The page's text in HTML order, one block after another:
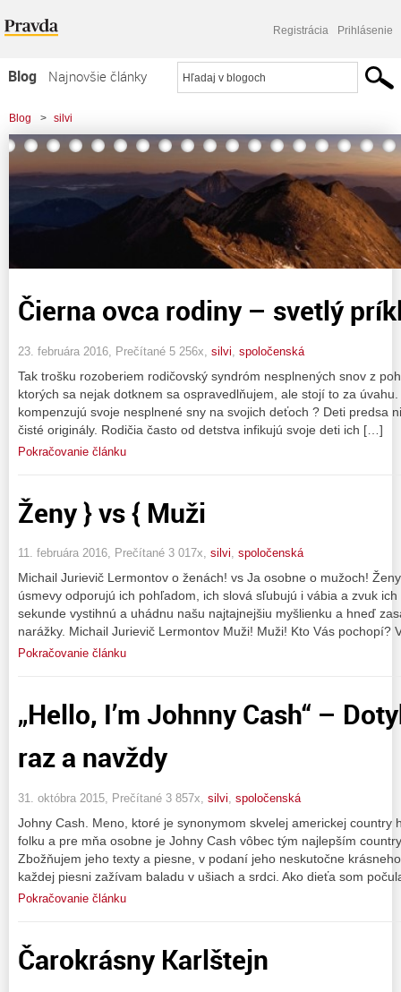
Registrácia Prihlásenie
Blog
Najnovšie články
Najčítanejšie články
Najkomentovanejšie články
Zoznam blogov
Komerčné blogy
Blog > silvi
Čierna ovca rodiny – svetlý
23. februára 2016, Prečítané 5 256x, silvi spoločenská
Tak trošku rozoberiem rodičovský syndróm nesplnených snov z
ktorých sa nejak dotknem sa ospravedlňujem, ale stojí to za
kompenzujú svoje nesplnené sny na svojich deťoch ? Deti predsa
čisté originály. Rodičia často od detstva infikujú svoje deti ich […]
Pokračovanie článku
Ženy } vs { Muži
11. februára 2016, Prečítané 3 017x, silvi, spoločenská
Michail Jurievič Lermontov o ženách! vs Ja osobne o mužoch!
úsmevy odporujú ich pohľadom, ich slová sľubujú i vábia a zvuk
sekunde vystihnú a uhádnu našu najtajnejšiu myšlienku a hneď
narážky. Michail Jurievič Lermontov Muži! Muži! Kto Vás
Pokračovanie článku
„Hello, I’m Johnny Cash“ –
raz a navždy
31. októbra 2015, Prečítané 3 857x, silvi spoločenská
Johny Cash. Meno, ktoré je synonymom skvelej americkej country
folku a pre mňa osobne je Johny Cash vôbec tým najlepším
Zbožňujem jeho texty a piesne, v podaní jeho neskutočne
každej piesni zažívam baladu v ušiach a srdci. Ako dieťa som
Pokračovanie článku
Čarokrásny Karlštejn